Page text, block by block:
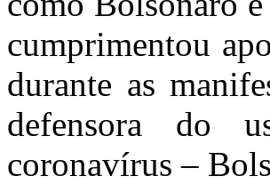
cumprimentou
durante as
defensora do
coronavírus –